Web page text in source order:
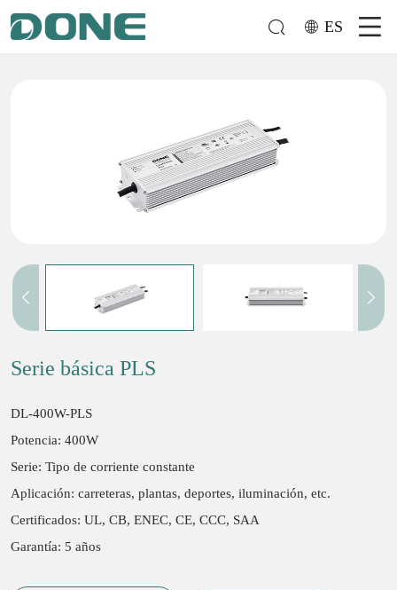
ES
Serie básica PLS
DL-400W-PLS
Potencia: 400W
Serie: Tipo de corriente constante
Aplicación: carreteras, plantas, deportes, iluminación, etc.
Certificados: UL, CB, ENEC, CE, CCC, SAA
Garantía: 5 años